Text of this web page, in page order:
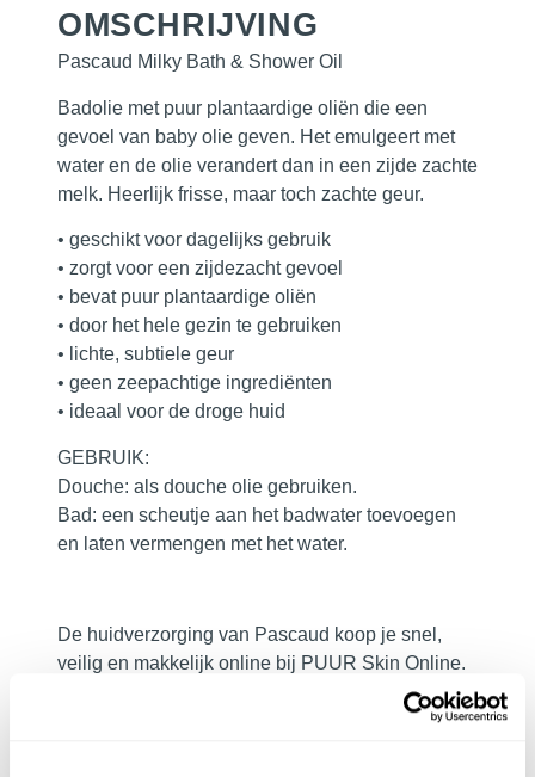
OMSCHRIJVING
Pascaud Milky Bath & Shower Oil
Badolie met puur plantaardige oliën die een
gevoel van baby olie geven. Het emulgeert met
water en de olie verandert dan in een zijde zachte
melk. Heerlijk frisse, maar toch zachte geur.
• geschikt voor dagelijks gebruik
• zorgt voor een zijdezacht gevoel
• bevat puur plantaardige oliën
• door het hele gezin te gebruiken
• lichte, subtiele geur
• geen zeepachtige ingrediënten
• ideaal voor de droge huid
GEBRUIK:
Douche: als douche olie gebruiken.
Bad: een scheutje aan het badwater toevoegen
en laten vermengen met het water.
De huidverzorging van Pascaud koop je snel,
veilig en makkelijk online bij PUUR Skin Online.
Wil je persoonlijk advies voordat je de Pascaud